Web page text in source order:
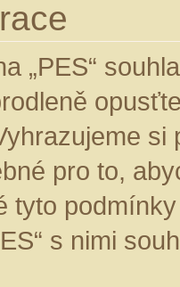
„PES“
pro to,
tyto
s nimi